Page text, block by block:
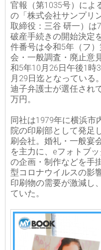
官報（第1035号）によ
の「株式会社サンプリ
取締役：三谷 研一）は
破産手続きの開始決定
件番号は令和5年（フ
会・一般調査・廃止意
和5年10月26日午後1時
月29日迄となっている
迪子弁護士が選任され
万円。
同社は1979年に横浜市
院の印刷部として発足
刷会社。婚礼・一般宴
を主力に、eフォトブ
の企画・制作などを手
型コロナウイルスの影
印刷物の需要が激減し
ていた。